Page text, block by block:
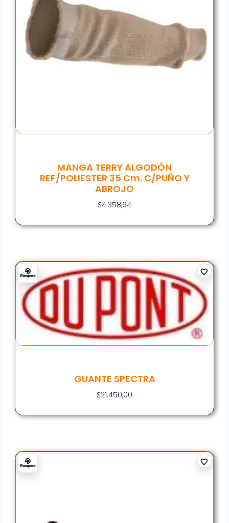
MANGA TERRY ALGODÓN
REF/POLIESTER 35 Cm. C/PUÑO Y
ABROJO
$4.358,64
GUANTE SPECTRA
$21.450,00